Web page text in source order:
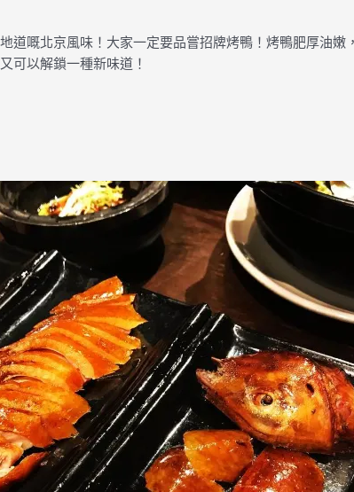
道嘅北京風味！大家一定要品嘗招牌烤鴨！烤鴨肥厚油
可以解鎖一種新味道！